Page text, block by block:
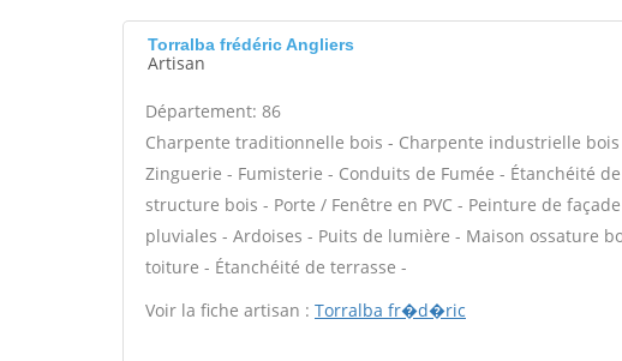
Torralba frédéric Angliers
Artisan
Département: 86
Charpente traditionnelle bois - Charpente industrielle
Zinguerie - Fumisterie - Conduits de Fumée - Étanchéité
structure bois - Porte / Fenêtre en PVC - Peinture de
pluviales - Ardoises - Puits de lumière - Maison ossature
toiture - Étanchéité de terrasse -
Voir la fiche artisan : Torralba fr�d�ric